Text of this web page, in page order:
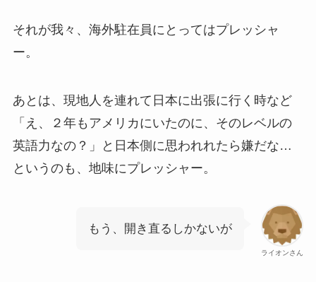
それが我々、海外駐在員にとってはプレッシャ
ー。
あとは、現地人を連れて日本に出張に行く時など
「え、２年もアメリカにいたのに、そのレベルの
英語力なの？」と日本側に思われれたら嫌だな…
というのも、地味にプレッシャー。
ライオンさん
もう、開き直るしかないが